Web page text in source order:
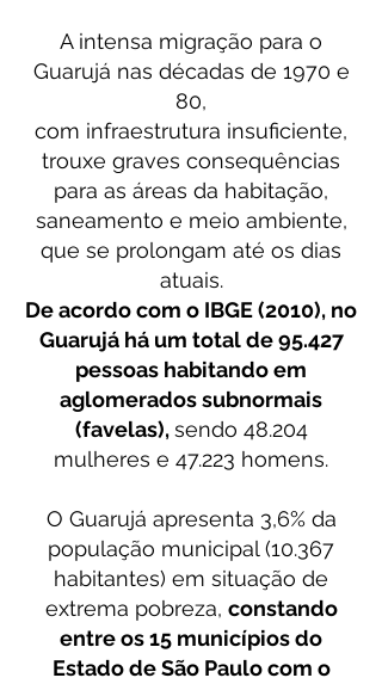
A intensa migração para o
Guarujá nas décadas de 1970 e
80,
com infraestrutura insuficiente,
trouxe graves consequências
para as áreas da habitação,
saneamento e meio ambiente,
que se prolongam até os dias
atuais.
De acordo com o IBGE (2010), no
Guarujá há um total de 95.427
pessoas habitando em
aglomerados subnormais
(favelas),sendo 48.204
mulheres e 47.223 homens.
O Guarujá apresenta 3,6% da
população municipal (10.367
habitantes) em situação de
extrema pobreza, constando
entre os 15 municípios do
Estado de São Paulo com o